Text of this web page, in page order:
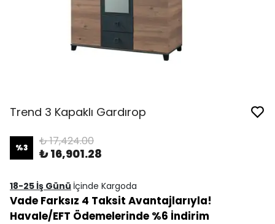
Trend 3 Kapaklı Gardırop
%3 ₺ 17,424.00
₺ 16,901.28
18-25 İş Günü İçinde Kargoda
Vade Farksız 4 Taksit Avantajlarıyla!
Havale/EFT Ödemelerinde %6 İndirim